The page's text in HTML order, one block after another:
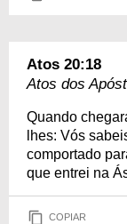
Atos 20:18
Atos dos
Quando
lhes: Vós
comportado
que entrei na
COPIAR